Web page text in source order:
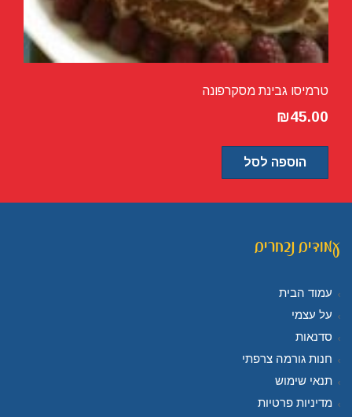
טרמיסו גבינת מסקרפונה
₪45.00
הוספה לסל
עמודים נבחרים
עמוד הבית
על עצמי
סדנאות
חנות גורמה צרפתי
תנאי שימוש
מדיניות פרטיות